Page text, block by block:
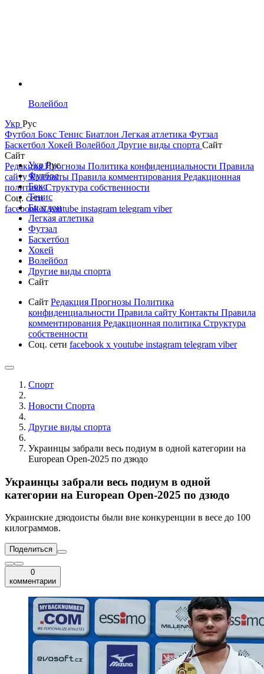
Волейбол
Укр Рус
Футбол Бокс Тенис Биатлон Легкая атлетика Футзал
Баскетбол Хокей Волейбол Другие виды спорта Сайт
Сайт
РедакцияПрогнозы Политика конфиденциальности Правила
сайтуКонтакты Правила комментирования Редакционная
политикаСтруктура собственности
Соц. сети
facebookxyoutube instagram telegram viber
УкрРус
Футбол
Бокс
Тенис
Биатлон
Легкая атлетика
Футзал
Баскетбол
Хокей
Волейбол
Другие виды спорта
Сайт
Сайт Редакция Прогнозы Политика
конфиденциальности Правила сайту Контакты Правила
комментирования Редакционная политика Структура
собственности
Соц. сети facebook x youtube instagram telegram viber
Спорт
Новости Cпорта
Другие виды спорта
Украинцы забрали весь подиум в одной категории на
European Open-2025 по дзюдо
Украинцы забрали весь подиум в одной
категории на European Open-2025 по дзюдо
Украинские дзюдоисты были вне конкуренции в весе до 100
килограммов.
Поделиться
0
комментарии